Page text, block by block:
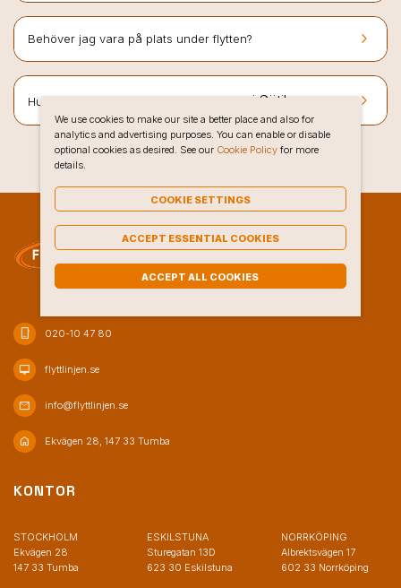
keyboard_arrow_right
Behöver jag vara på plats under flytten?
keyboard_arrow_right
Hur bokar jag bohagsflytt hos Flyttlinjen i Sätila
phone_iphone 020-10 47 80
desktop_mac flyttlinjen.se
mail info@flyttlinjen.se
home Ekvägen 28, 147 33 Tumba
KONTOR
STOCKHOLM
Ekvägen 28
147 33 Tumba
ESKILSTUNA
Sturegatan 13D
623 30 Eskilstuna
NORRKÖPING
Albrektsvägen 17
602 33 Norrköping
We use cookies to make our site a better place and also for
analytics and advertising purposes. You can enable or disable
optional cookies as desired. See our Cookie Policyfor more
details.
COOKIE SETTINGS
ACCEPT ESSENTIAL COOKIES
ACCEPT ALL COOKIES